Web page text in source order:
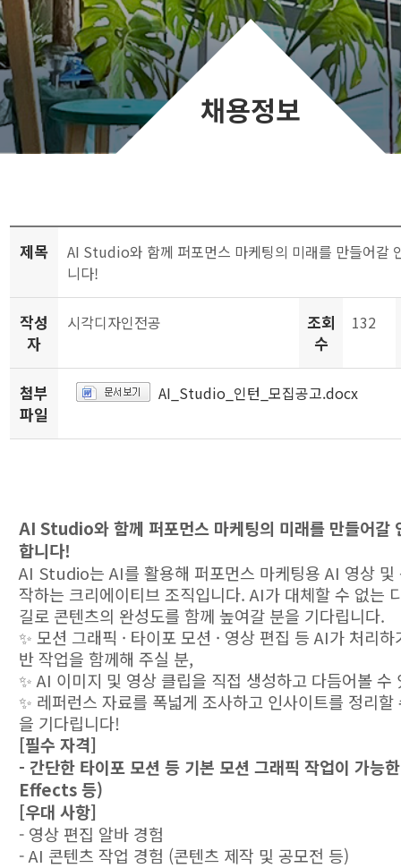
채용정보
제목
AI Studio와 함께 퍼포먼스 마케팅의 미래를 만들어갈
니다!
작성
자
시각디자인전공
조회
수
132
첨부
파일
AI_Studio_인턴_모집공고.docx
AI Studio와 함께 퍼포먼스 마케팅의 미래를 만들어갈
합니다!
AI Studio는 AI를 활용해 퍼포먼스 마케팅용 AI 영상 및
작하는 크리에이티브 조직입니다. AI가 대체할 수 없는
길로 콘텐츠의 완성도를 함께 높여갈 분을 기다립니다.
✨ 모션 그래픽 · 타이포 모션 · 영상 편집 등 AI가 처리
반 작업을 함께해 주실 분,
✨ AI 이미지 및 영상 클립을 직접 생성하고 다듬어볼 수
✨ 레퍼런스 자료를 폭넓게 조사하고 인사이트를 정리할
을 기다립니다!
[필수 자격]
- 간단한 타이포 모션 등 기본 모션 그래픽 작업이 가
Effects 등)
[우대 사항]
- 영상 편집 알바 경험
- AI 콘텐츠 작업 경험 (콘텐츠 제작 및 공모전 등)